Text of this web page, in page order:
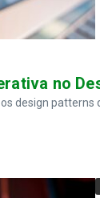
no
design